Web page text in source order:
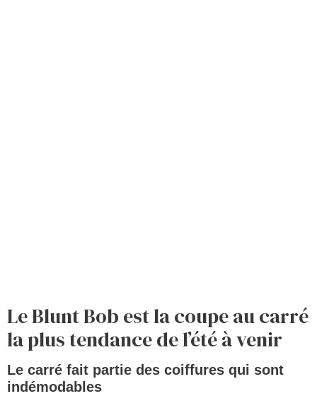
Le Blunt Bob est la coupe au carré
la plus tendance de l’été à venir
Le carré fait partie des coiffures qui sont
indémodables